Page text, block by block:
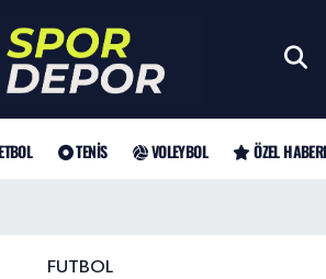
TENIS VOLEYBOL ÖZEL
FUTBOL
Ligi